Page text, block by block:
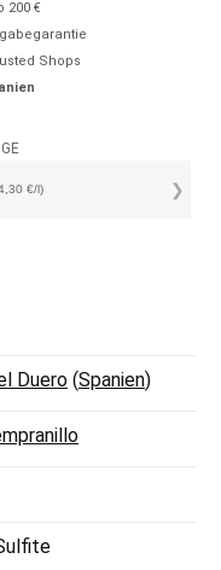
200 €
Shops
€/l)
Duero (Spanien)